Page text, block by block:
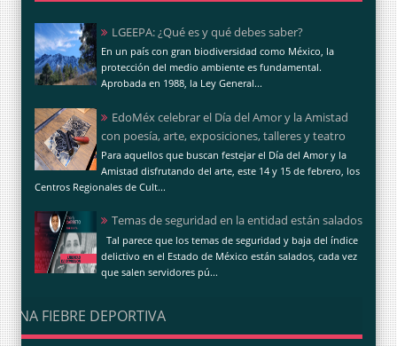
LGEEPA: ¿Qué es y qué debes saber?
En un país con gran biodiversidad como México, la
protección del medio ambiente es fundamental.
Aprobada en 1988, la Ley General...
EdoMéx celebrar el Día del Amor y la Amistad
con poesía, arte, exposiciones, talleres y teatro
Para aquellos que buscan festejar el Día del Amor y la
Amistad disfrutando del arte, este 14 y 15 de febrero, los
Centros Regionales de Cult...
Temas de seguridad en la entidad están salados
Tal parece que los temas de seguridad y baja del índice
delictivo en el Estado de México están salados, cada vez
que salen servidores pú...
UNA FIEBRE DEPORTIVA